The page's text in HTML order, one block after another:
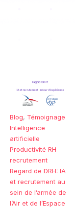
Blog, Témoignage
Intelligence
artificielle
Productivité RH
recrutement
Regard de DRH: IA
et recrutement au
sein de l’armée de
l’Air et de l’Espace